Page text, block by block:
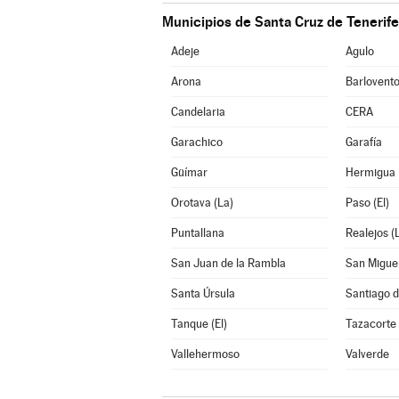
Municipios de Santa Cruz de Tenerife
Adeje Agulo
Arona Barlovento
Candelaria CERA
Garachico Garafía
Güímar Hermigua
Orotava (La) Paso (El)
Puntallana Realejos
San Juan de la Rambla San
Santa Úrsula Santiago
Tanque (El) Tazacorte
Vallehermoso Valverde